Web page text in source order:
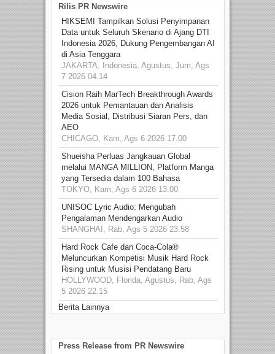
Rilis PR Newswire
HIKSEMI Tampilkan Solusi Penyimpanan
Data untuk Seluruh Skenario di Ajang DTI
Indonesia 2026, Dukung Pengembangan AI
di Asia Tenggara
JAKARTA, Indonesia, Agustus, Jum, Ags
7 2026 04.14
Cision Raih MarTech Breakthrough Awards
2026 untuk Pemantauan dan Analisis
Media Sosial, Distribusi Siaran Pers, dan
AEO
CHICAGO, Kam, Ags 6 2026 17.00
Shueisha Perluas Jangkauan Global
melalui MANGA MILLION, Platform Manga
yang Tersedia dalam 100 Bahasa
TOKYO, Kam, Ags 6 2026 13.00
UNISOC Lyric Audio: Mengubah
Pengalaman Mendengarkan Audio
SHANGHAI, Rab, Ags 5 2026 23.58
Hard Rock Cafe dan Coca-Cola®
Meluncurkan Kompetisi Musik Hard Rock
Rising untuk Musisi Pendatang Baru
HOLLYWOOD, Florida, Agustus, Rab, Ags
5 2026 22.15
Berita Lainnya
Press Release from PR Newswire